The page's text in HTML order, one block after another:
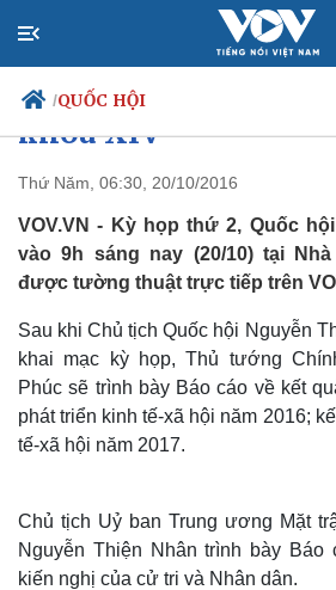
/QUỐC HỘI
Chính trị
Đảng
Tổ chức nhân sự
Nhận diện sự thật
Xã hội
Tin
Dự
Dấu
Việc
Biển
Khai mạc Kỳ họp thứ
khoá XIV
Thứ Năm, 06:30, 20/10/2016
VOV.VN - Kỳ họp thứ 2, Quốc
vào 9h sáng nay (20/10) tại
được tường thuật trực tiếp trên
Sau khi Chủ tịch Quốc hội Nguyễn
khai mạc kỳ họp, Thủ tướng
Phúc sẽ trình bày Báo cáo về kết
phát triển kinh tế-xã hội năm 2016;
tế-xã hội năm 2017.
Chủ tịch Uỷ ban Trung ương Mặt
Nguyễn Thiện Nhân trình bày Báo
kiến nghị của cử tri và Nhân dân.